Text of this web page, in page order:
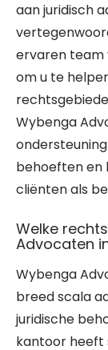
aan juridisch
ervaren team
om u te
Wybenga
behoeften en
cliënten als
Welke
Advocaten
Wybenga
breed scala
juridische
kantoor heeft